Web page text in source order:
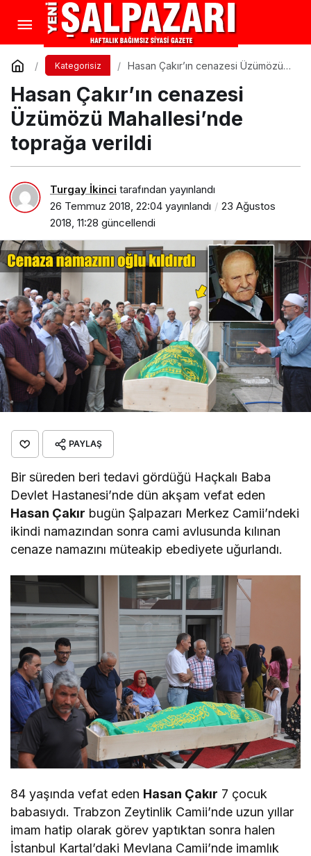
Kategorisiz
Hasan Çakır’ın cenazesi Üzümözü
Hasan Çakır’ın cenazesi
Üzümözü Mahallesi’nde
toprağa verildi
Turgay İkinci tarafından yayınlandı
26 Temmuz 2018, 22:04 yayınlandı
23 Ağustos
2018, 11:28 güncellendi
PAYLAŞ
Bir süreden beri tedavi gördüğü Haçkalı Baba
Devlet Hastanesi’nde dün akşam vefat eden
Hasan Çakır bugün Şalpazarı Merkez Camii’ndeki
ikindi namazından sonra cami avlusunda kılınan
cenaze namazını müteakip ebediyete uğurlandı.
84 yaşında vefat eden Hasan Çakır 7 çocuk
babasıydı. Trabzon Zeytinlik Camii’nde uzun yıllar
imam hatip olarak görev yaptıktan sonra halen
İstanbul Kartal’daki Mevlana Camii’nde imamlık